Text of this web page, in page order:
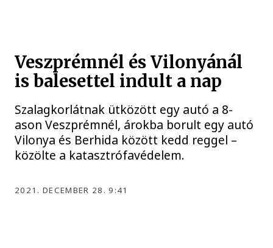
Veszprémnél és Vilonyánál
is balesettel indult a nap
Szalagkorlátnak ütközött egy autó a 8-
ason Veszprémnél, árokba borult egy autó
Vilonya és Berhida között kedd reggel –
közölte a katasztrófavédelem.
2021. DECEMBER 28. 9:41